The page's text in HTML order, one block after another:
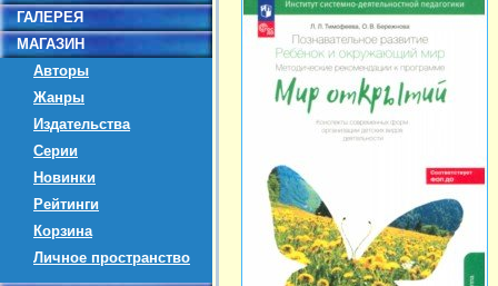
ГАЛЕРЕЯ
МАГАЗИН
Авторы
Жанры
Издательства
Серии
Новинки
Рейтинги
Корзина
Личное пространство